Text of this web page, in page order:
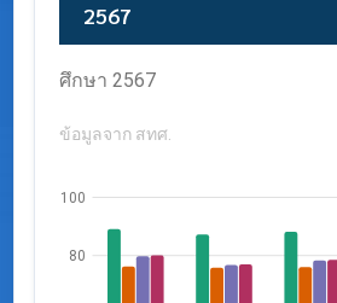
2567
ศึกษา 2567
ข้อมูลจาก สทศ.
80
100